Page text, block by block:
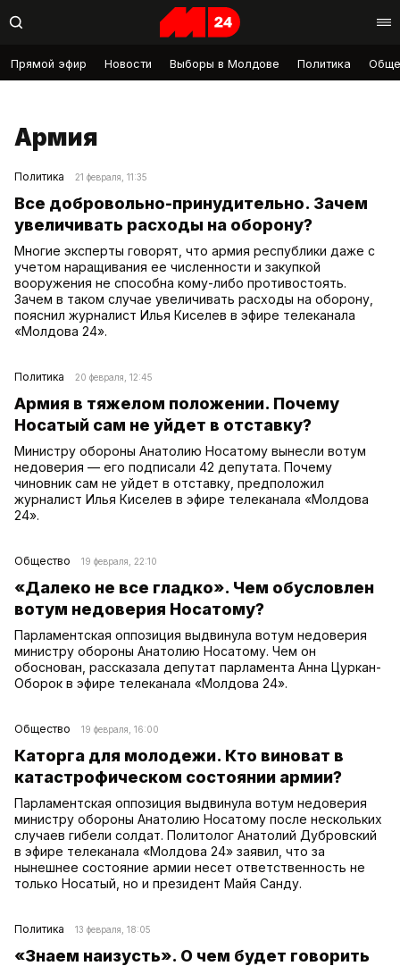
Прямой эфир Новости Выборы в Молдове Политика
Армия
Политика 21 февраля, 11:35
Все добровольно-принудительно. Зачем
увеличивать расходы на оборону?
Многие эксперты говорят, что армия республики даже с
учетом наращивания ее численности и закупкой
вооружения не способна кому-либо противостоять.
Зачем в таком случае увеличивать расходы на оборону,
пояснил журналист Илья Киселев в эфире телеканала
«Молдова 24».
Политика 20 февраля, 12:45
Армия в тяжелом положении. Почему
Носатый сам не уйдет в отставку?
Министру обороны Анатолию Носатому вынесли вотум
недоверия — его подписали 42 депутата. Почему
чиновник сам не уйдет в отставку, предположил
журналист Илья Киселев в эфире телеканала «Молдова
24».
Общество 19 февраля, 22:10
«Далеко не все гладко». Чем обусловлен
вотум недоверия Носатому?
Парламентская оппозиция выдвинула вотум недоверия
министру обороны Анатолию Носатому. Чем он
обоснован, рассказала депутат парламента Анна Цуркан-
Оборок в эфире телеканала «Молдова 24».
Общество 19 февраля, 16:00
Каторга для молодежи. Кто виноват в
катастрофическом состоянии армии?
Парламентская оппозиция выдвинула вотум недоверия
министру обороны Анатолию Носатому после нескольких
случаев гибели солдат. Политолог Анатолий Дубровский
в эфире телеканала «Молдова 24» заявил, что за
нынешнее состояние армии несет ответственность не
только Носатый, но и президент Майя Санду.
Политика 13 февраля, 18:05
«Знаем наизусть». О чем будет говорить